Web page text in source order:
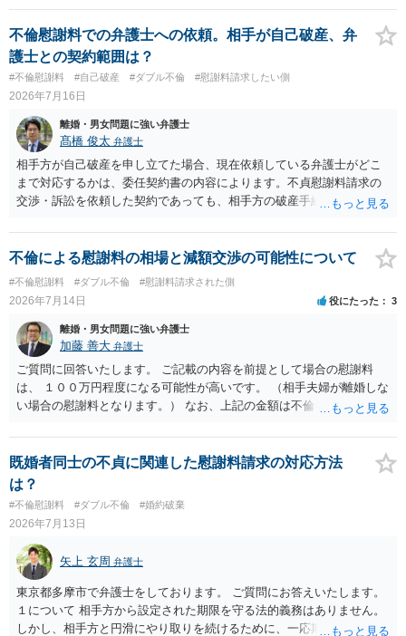
る旨の交渉をすることが妥当かどうかという基準はありません。
公序良俗に反するような金額では、その条項自体が無効になり得ます
が、 ２００万円でも、５０万円でも、公序良俗に反するほど高額
とはいえないと考えますので、 結局は、妥当かどうかというより
も、ご自身が納得できるかどうかという基準でお考えいただくといい
と思います。 そのうえで、合意できるかは、相手も納得できるか
否かにかかってはきますが。 ４ 質問④ ご記載の内容からは判断
できないのですが、 清算条項を記載しないで合意することはリス
クがありますので、むしろ、原則としては、清算条項を記載するべき
であるとお考えいただくといいです。 ご質問に対する回答は以上で
すが、可能であれば、ご依頼になるかは別として、お近くの弁護士に
直接相談されて、 今後の対応についてアドバイス等を求めることを
される可能性はあるのか ⇒LINEを含む１００万円の貸付に至るまでの
やり取り等の経緯、誓約書の内容等を踏まえて、関係を清算するため
の 金銭であったと評価される可能性はあると考えます。 ② 「今後一
切関与しないなら100万円振り込む」というLINEや誓約書は、裁判上
どの程度証拠価値があるのか ⇒前後のやり取りや誓約書の具体的内容
を見ない限り、具体的な判断はできませんが、一定の証拠価値はある
と考えます。 ③ 借用書があっても、後から100万円を貸付扱いに変更
することは認められるのか。 ⇒おそらく１００万円は不当利得（受け
取る正当な権利がないのに利益を取得した）として返還請求されてい
るものかと推察しますので、 貸金返還ではないかと存じます。 ④ 私
は現在、収入も不安定で貯金もなくリボ払い借金が既に約100万あり。
今年に再婚したが主人はお金に厳しい為、一括で220万円を支払う事は
困難 仮に裁判で敗訴した場合でも、分割払いになる可能性はあります
か。 ⇒判決となり敗訴してしまった場合は、強制執行により不動産等
の財産を差し押さえられ、そこから債権回収が図られることになりま
すが、 和解であれば柔軟な解決が可能ですので、その場合は分割払
いにより支払うことも十分可能です。 ⑤ このような事情であれば、私
は120万円のみ和解交渉を続けるべきでしょうか。 ⇒ご相談者様の認
識を前提にすれば、１００万円も含めて返済する必要はないと考えら
れるため、 120万円のみについて交渉を続けることがベターかと存じ
ます。
不倫慰謝料での弁護士への依頼。相手が自己破産、弁
護士との契約範囲は？
#不倫慰謝料 #自己破産 #ダブル不倫 #慰謝料請求したい側
2026年7月16日
離婚・男女問題に強い弁護士
髙橋 俊太 弁護士
相手方が自己破産を申し立てた場合、現在依頼している弁護士がどこ
まで対応するかは、委任契約書の内容によります。不貞慰謝料請求の
交渉・訴訟を依頼した契約であっても、相手方の破産手続への対応、
等まで当然に含まれているとは限りません。そのため、追加費用が発
生するかどうかは、まず委任契約書と弁護士の説明を確認した方がよ
いでしょう。 成功報酬についても、契約内容次第です。通常は、実際
に回収できた金額を基準に報酬が発生する契約が多いと思われます
が、「請求額を認めさせた場合」や「和解成立時」など、回収前に報
酬が発生する定めになっている可能性もあります。 依頼している弁護
士に、破産手続への意見申述まで契約内で対応してもらえるのか、追
加費用はかかるか、免責された場合に成功報酬が発生するのか、非免
責債権として争う見込みがあるのかを確認されるとよいと思います。
不倫による慰謝料の相場と減額交渉の可能性について
#不倫慰謝料 #ダブル不倫 #慰謝料請求された側
2026年7月14日 役にたった 3
離婚・男女問題に強い弁護士
加藤 善大 弁護士
ご質問に回答いたします。 ご記載の内容を前提として場合の慰謝料
は、 １００万円程度になる可能性が高いです。 （相手夫婦が離婚しな
い場合の慰謝料となります。） なお、上記の金額は不倫をした２名が
半額程度の支払を求める、 求償ができることになります。 その求償権
を放棄する場合の慰謝料相場は、６０万円から８０万円程度になるこ
とが多いです。 （相手夫婦が離婚しませんので、減額してでも求償権
を放棄してもらうメリットがあることになります。） ５年後に離婚す
る可能性について、慰謝料額に影響が出る可能性はないと考えます。
最後に、ご依頼になる場合の弁護士費用は、ご依頼になる弁護士によ
り異なりますので、直接ご確認いただくといいですよ。 ご質問に対す
る回答は以上ですが、可能であれば、ご依頼になるかは別にして、お
近くの弁護士に直接相談されて、今後の対応についてアドバイスを求
めることをおすすめいたします。 ご参考にしていただけますと幸いで
す。
既婚者同士の不貞に関連した慰謝料請求の対応方法
は？
#不倫慰謝料 #ダブル不倫 #婚約破棄
2026年7月13日
矢上 玄周 弁護士
東京都多摩市で弁護士をしております。 ご質問にお答えいたします。
１について 相手方から設定された期限を守る法的義務はありません。
しかし、相手方と円滑にやり取りを続けるために、一応期限を守って